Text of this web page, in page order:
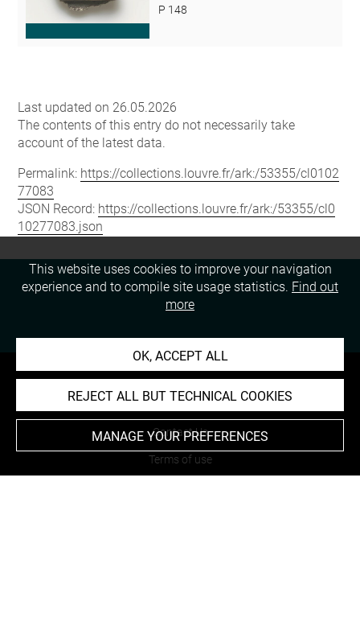
P 148
Last updated on 26.05.2026
The contents of this entry do not necessarily take
account of the latest data.
Permalink: https://collections.louvre.fr/ark:/53355/cl0102
77083
JSON Record: https://collections.louvre.fr/ark:/53355/cl0
10277083.json
About
Contact Us
Terms of use
This website uses cookies to improve your navigation
experience and to compile site usage statistics. Find out
more
OK, ACCEPT ALL
REJECT ALL BUT TECHNICAL COOKIES
MANAGE YOUR PREFERENCES